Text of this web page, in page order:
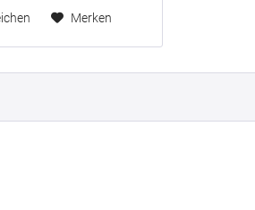
Merken